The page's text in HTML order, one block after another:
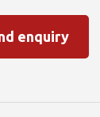
enquiry